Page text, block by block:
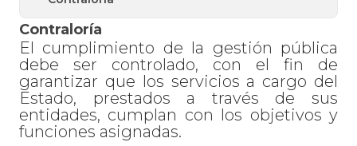
Contraloría
El cumplimiento de la gestión pública
debe ser controlado, con el fin de
garantizar que los servicios a cargo del
Estado, prestados a través de sus
entidades, cumplan con los objetivos y
funciones asignadas.